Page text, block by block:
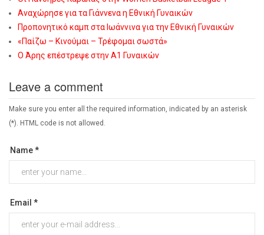
Αναχώρησε για τα Γιάννενα η Εθνική Γυναικών
Προπονητικό καμπ στα Ιωάννινα για την Εθνική Γυναικών
«Παίζω – Κινούμαι – Τρέφομαι σωστά»
Ο Άρης επέστρεψε στην Α1 Γυναικών
Leave a comment
Make sure you enter all the required information, indicated by an asterisk
(*). HTML code is not allowed.
Name *
Email *